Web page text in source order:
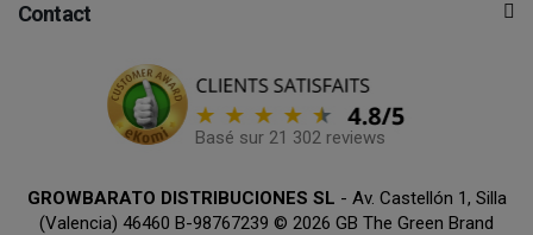
Contact
Basé sur 21 302 reviews
GROWBARATO DISTRIBUCIONES SL - Av. Castellón 1, Silla
(Valencia) 46460 B-98767239 © 2026 GB The Green Brand